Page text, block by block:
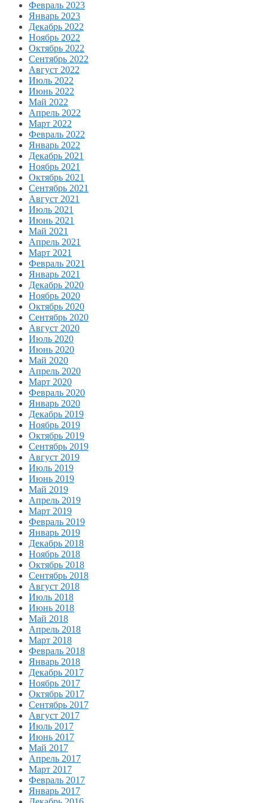
Февраль 2023
Январь 2023
Декабрь 2022
Ноябрь 2022
Октябрь 2022
Сентябрь 2022
Август 2022
Июль 2022
Июнь 2022
Май 2022
Апрель 2022
Март 2022
Февраль 2022
Январь 2022
Декабрь 2021
Ноябрь 2021
Октябрь 2021
Сентябрь 2021
Август 2021
Июль 2021
Июнь 2021
Май 2021
Апрель 2021
Март 2021
Февраль 2021
Январь 2021
Декабрь 2020
Ноябрь 2020
Октябрь 2020
Сентябрь 2020
Август 2020
Июль 2020
Июнь 2020
Май 2020
Апрель 2020
Март 2020
Февраль 2020
Январь 2020
Декабрь 2019
Ноябрь 2019
Октябрь 2019
Сентябрь 2019
Август 2019
Июль 2019
Июнь 2019
Май 2019
Апрель 2019
Март 2019
Февраль 2019
Январь 2019
Декабрь 2018
Ноябрь 2018
Октябрь 2018
Сентябрь 2018
Август 2018
Июль 2018
Июнь 2018
Май 2018
Апрель 2018
Март 2018
Февраль 2018
Январь 2018
Декабрь 2017
Ноябрь 2017
Октябрь 2017
Сентябрь 2017
Август 2017
Июль 2017
Июнь 2017
Май 2017
Апрель 2017
Март 2017
Февраль 2017
Январь 2017